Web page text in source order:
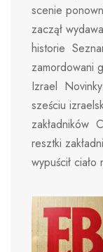
scenie
zaczął
historie
zamordowani
Izrael
sześciu
zakładników
resztki
wypuścił